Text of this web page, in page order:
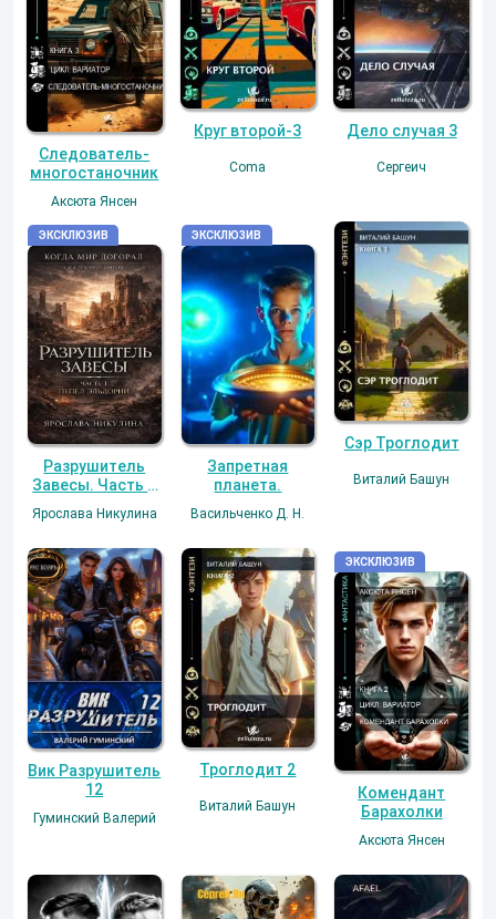
Следователь-
многостаночник
Аксюта Янсен
Круг второй-3
Coma
Дело случая 3
Сергеич
Разрушитель
Завесы. Часть I:
Пепел Эльдории
Ярослава Никулина
Запретная
планета.
Васильченко Д. Н.
Сэр Троглодит
Виталий Башун
Вик Разрушитель
12
Гуминский Валерий
Троглодит 2
Виталий Башун
Комендант
Барахолки
Аксюта Янсен